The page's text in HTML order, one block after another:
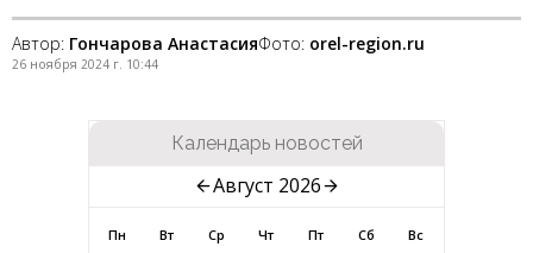
Автор: Гончарова АнастасияФото: orel-region.ru
26 ноября 2024 г. 10:44
Календарь новостей
Август 2026
Пн Вт Ср Чт Пт Сб Вс